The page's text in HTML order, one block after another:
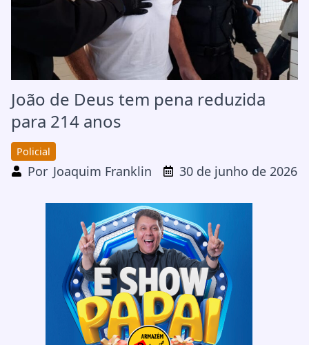
João de Deus tem pena reduzida
para 214 anos
Policial
Por Joaquim Franklin 30 de junho de 2026